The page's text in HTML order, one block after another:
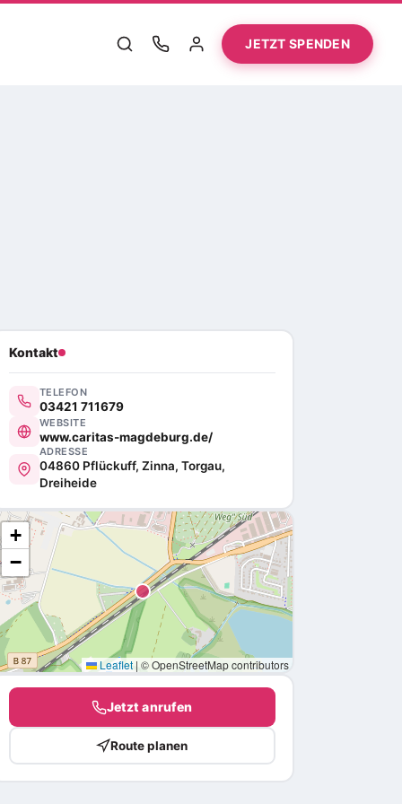
JETZT SPENDEN
Kontakt
TELEFON
03421 711679
WEBSITE
www.caritas-magdeburg.de/
ADRESSE
04860 Pflückuff, Zinna, Torgau,
Dreiheide
+
−
Leaflet | © OpenStreetMap contributors
Jetzt anrufen
Route planen